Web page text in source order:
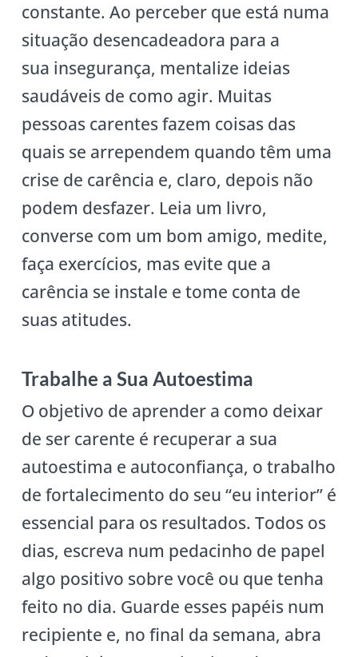
constante. Ao perceber que está numa
situação desencadeadora para a
sua insegurança, mentalize ideias
saudáveis de como agir. Muitas
pessoas carentes fazem coisas das
quais se arrependem quando têm uma
crise de carência e, claro, depois não
podem desfazer. Leia um livro,
converse com um bom amigo, medite,
faça exercícios, mas evite que a
carência se instale e tome conta de
suas atitudes.
Trabalhe a Sua Autoestima
O objetivo de aprender a como deixar
de ser carente é recuperar a sua
autoestima e autoconfiança, o trabalho
de fortalecimento do seu “eu interior” é
essencial para os resultados. Todos os
dias, escreva num pedacinho de papel
algo positivo sobre você ou que tenha
feito no dia. Guarde esses papéis num
recipiente e, no final da semana, abra